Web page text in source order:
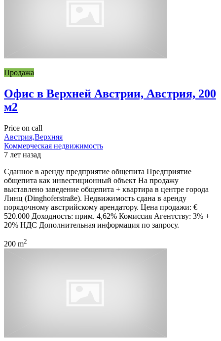
Продажа
Офис в Верхней Австрии, Австрия, 200
м2
Price on call
Австрия,Верхняя
Коммерческая недвижимость
7 лет назад
Сданное в аренду предприятие общепита Предприятие
общепита как инвестиционный объект На продажу
выставлено заведение общепита + квартира в центре города
Линц (Dinghoferstraße). Недвижимость сдана в аренду
порядочному австрийскому арендатору. Цена продажи: €
520.000 Доходность: прим. 4,62% Комиссия Агентству: 3% +
20% НДС Дополнительная информация по запросу.
200 m2